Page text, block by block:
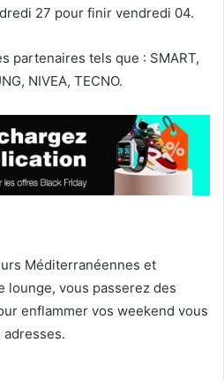
27 pour finir vendredi 04.
partenaires tels que : SMART,
NIVEA, TECNO.
Méditerranéennes et
lounge, vous passerez des
enflammer vos weekend vous
adresses.